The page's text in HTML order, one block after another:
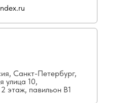
Санкт-Петербург,
улица 10,
этаж, павильон В1